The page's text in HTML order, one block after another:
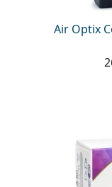
Air Optix